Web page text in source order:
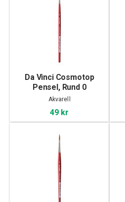
Da Vinci Cosmotop
Pensel, Rund 0
Akvarell
49 kr